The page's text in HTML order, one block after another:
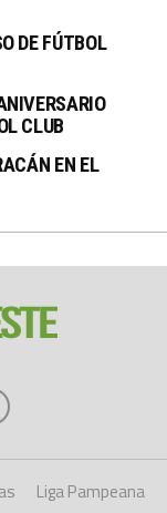
DE FÚTBOL
CLUB
EN EL
Liga Pampeana